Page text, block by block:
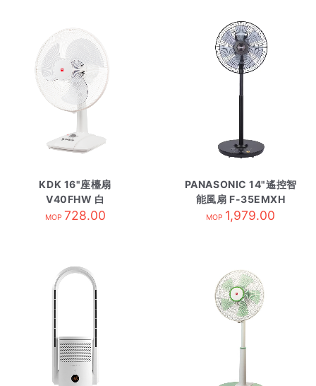
KDK 16"座檯扇
V40FHW 白
MOP 728.00
PANASONIC 14"遙控智
能風扇 F-35EMXH
MOP 1,979.00